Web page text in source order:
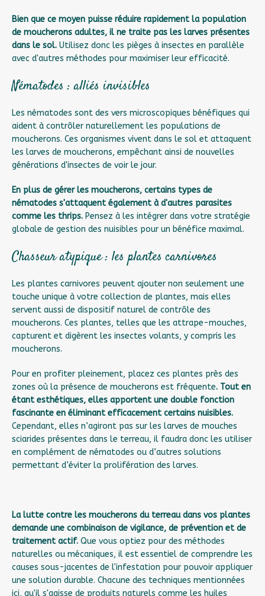
Bien que ce moyen puisse réduire rapidement la population
de moucherons adultes, il ne traite pas les larves présentes
dans le sol. Utilisez donc les pièges à insectes en parallèle
avec d'autres méthodes pour maximiser leur efficacité.
Nématodes : alliés invisibles
Les nématodes sont des vers microscopiques bénéfiques qui
aident à contrôler naturellement les populations de
moucherons. Ces organismes vivent dans le sol et attaquent
les larves de moucherons, empêchant ainsi de nouvelles
générations d'insectes de voir le jour.
En plus de gérer les moucherons, certains types de
nématodes s'attaquent également à d'autres parasites
comme les thrips. Pensez à les intégrer dans votre stratégie
globale de gestion des nuisibles pour un bénéfice maximal.
Chasseur atypique : les plantes carnivores
Les plantes carnivores peuvent ajouter non seulement une
touche unique à votre collection de plantes, mais elles
servent aussi de dispositif naturel de contrôle des
moucherons. Ces plantes, telles que les attrape-mouches,
capturent et digèrent les insectes volants, y compris les
moucherons.
Pour en profiter pleinement, placez ces plantes près des
zones où la présence de moucherons est fréquente. Tout en
étant esthétiques, elles apportent une double fonction
fascinante en éliminant efficacement certains nuisibles.
Cependant, elles n’agiront pas sur les larves de mouches
sciarides présentes dans le terreau, il faudra donc les utiliser
en complément de nématodes ou d’autres solutions
permettant d’éviter la prolifération des larves.
La lutte contre les moucherons du terreau dans vos plantes
demande une combinaison de vigilance, de prévention et de
traitement actif. Que vous optiez pour des méthodes
naturelles ou mécaniques, il est essentiel de comprendre les
causes sous-jacentes de l'infestation pour pouvoir appliquer
une solution durable. Chacune des techniques mentionnées
ici, qu'il s'agisse de produits naturels comme les huiles